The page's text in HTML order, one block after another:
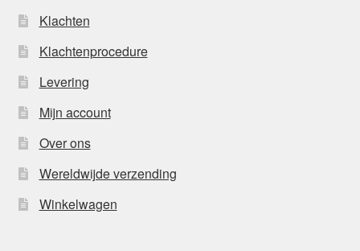
Klachten
Klachtenprocedure
Levering
Mijn account
Over ons
Wereldwijde verzending
Winkelwagen